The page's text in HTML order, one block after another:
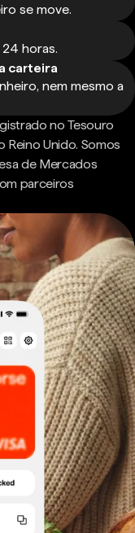
se move.
horas.
carteira
nem mesmo a
no Tesouro
Reino Unido. Somos
de Mercados
parceiros